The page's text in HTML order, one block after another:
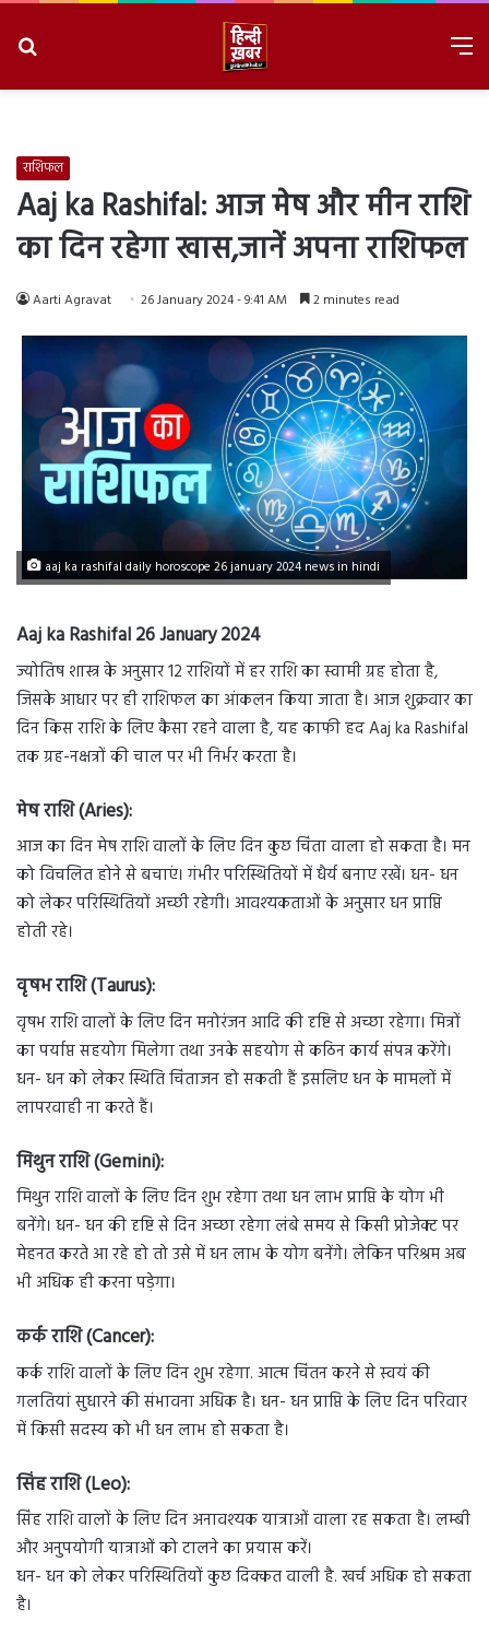
राशिफल
Aaj ka Rashifal: आज मेष और मीन राशि
का दिन रहेगा खास,जानें अपना राशिफल
Aarti Agravat 26 January 2024 - 9:41 AM 2 minutes read
aaj ka rashifal daily horoscope 26 january 2024 news in hindi
Aaj ka Rashifal 26 January 2024
ज्योतिष शास्त्र के अनुसार 12 राशियों में हर राशि का स्वामी ग्रह होता है,
जिसके आधार पर ही राशिफल का आंकलन किया जाता है। आज शुक्रवार का
दिन किस राशि के लिए कैसा रहने वाला है, यह काफी हद Aaj ka Rashifal
तक ग्रह-नक्षत्रों की चाल पर भी निर्भर करता है।
मेष राशि (Aries):
आज का दिन मेष राशि वालों के लिए दिन कुछ चिंता वाला हो सकता है। मन
को विचलित होने से बचाएं। गंभीर परिस्थितियों में धैर्य बनाए रखें। धन- धन
को लेकर परिस्थितियों अच्छी रहेगी। आवश्यकताओं के अनुसार धन प्राप्ति
होती रहे।
वृषभ राशि (Taurus):
वृषभ राशि वालों के लिए दिन मनोरंजन आदि की दृष्टि से अच्छा रहेगा। मित्रों
का पर्याप्त सहयोग मिलेगा तथा उनके सहयोग से कठिन कार्य संपन्न करेंगे।
धन- धन को लेकर स्थिति चिंताजन हो सकती हैं इसलिए धन के मामलों में
लापरवाही ना करते हैं।
मिथुन राशि (Gemini):
मिथुन राशि वालों के लिए दिन शुभ रहेगा तथा धन लाभ प्राप्ति के योग भी
बनेंगे। धन- धन की दृष्टि से दिन अच्छा रहेगा लंबे समय से किसी प्रोजेक्ट पर
मेहनत करते आ रहे हो तो उसे में धन लाभ के योग बनेंगे। लेकिन परिश्रम अब
भी अधिक ही करना पड़ेगा।
कर्क राशि (Cancer):
कर्क राशि वालों के लिए दिन शुभ रहेगा. आत्म चिंतन करने से स्वयं की
गलतियां सुधारने की संभावना अधिक है। धन- धन प्राप्ति के लिए दिन परिवार
में किसी सदस्य को भी धन लाभ हो सकता है।
सिंह राशि (Leo):
सिंह राशि वालों के लिए दिन अनावश्यक यात्राओं वाला रह सकता है। लम्बी
और अनुपयोगी यात्राओं को टालने का प्रयास करें।
धन- धन को लेकर परिस्थितियों कुछ दिक्कत वाली है. खर्च अधिक हो सकता
है।